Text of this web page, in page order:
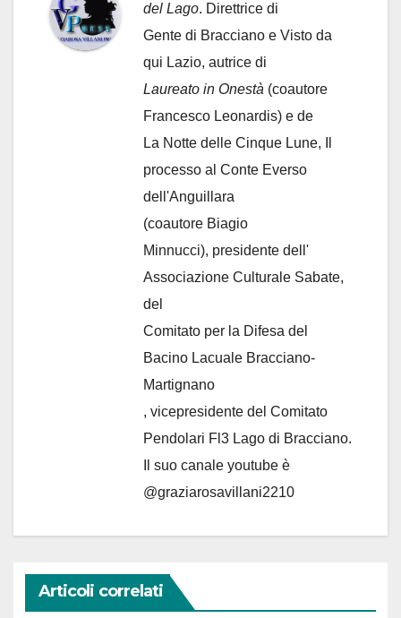
del Lago. Direttrice di
Gente di Bracciano e Visto da
qui Lazio, autrice di
Laureato in Onestà (coautore
Francesco Leonardis) e de
La Notte delle Cinque Lune, Il
processo al Conte Everso
dell'Anguillara
(coautore Biagio
Minnucci), presidente dell'
Associazione Culturale Sabate,
del
Comitato per la Difesa del
Bacino Lacuale Bracciano-
Martignano
, vicepresidente del Comitato
Pendolari Fl3 Lago di Bracciano.
Il suo canale youtube è
@graziarosavillani2210
Articoli correlati